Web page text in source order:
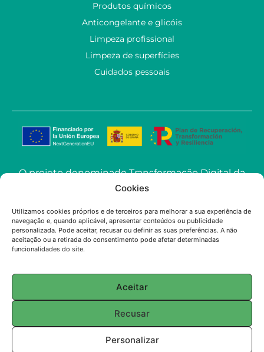
Cookies
Utilizamos cookies próprios e de terceiros para melhorar a sua experiência de
navegação e, quando aplicável, apresentar conteúdos ou publicidade
personalizada. Pode aceitar, recusar ou definir as suas preferências. A não
aceitação ou a retirada do consentimento pode afetar determinadas
funcionalidades do site.
Aceitar
Recusar
Personalizar
Produtos químicos
Anticongelante e glicóis
Limpeza profissional
Limpeza de superfícies
Cuidados pessoais
O projeto denominado Transformação Digital da
ECOSoluciones Químicas através de Soluções
ECOSOLUCIONES QUÍMICAS S.L. foi financiado
pela União Europeia-NextGenerationEU no
âmbito do convite à apresentação de propostas
aplicada à indústria na Comunidade de Madrid.
Inglês